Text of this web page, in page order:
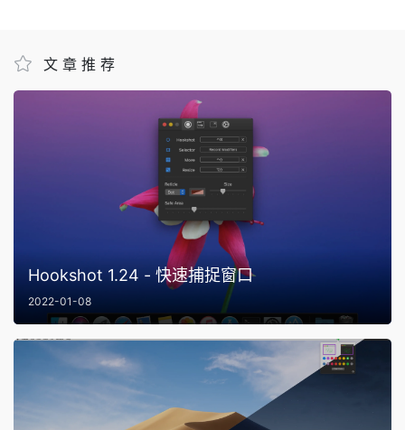
文章推荐
Hookshot 1.24 - 快速捕捉窗口
2022-01-08